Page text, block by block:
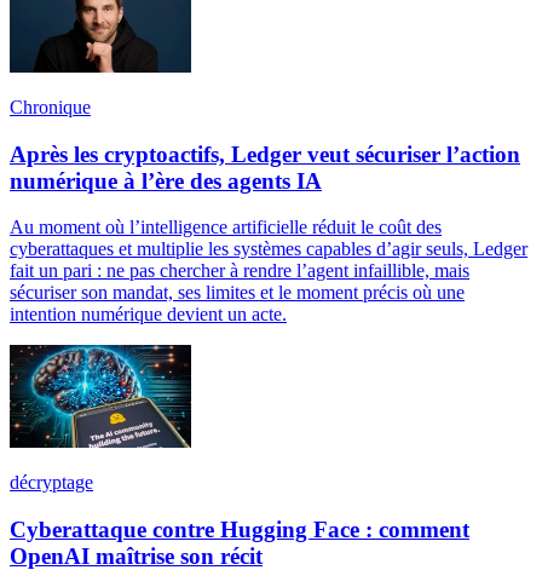
Chronique
Après les cryptoactifs, Ledger veut sécuriser l’action
numérique à l’ère des agents IA
Au moment où l’intelligence artificielle réduit le coût des
cyberattaques et multiplie les systèmes capables d’agir seuls, Ledger
fait un pari : ne pas chercher à rendre l’agent infaillible, mais
sécuriser son mandat, ses limites et le moment précis où une
intention numérique devient un acte.
décryptage
Cyberattaque contre Hugging Face : comment
OpenAI maîtrise son récit